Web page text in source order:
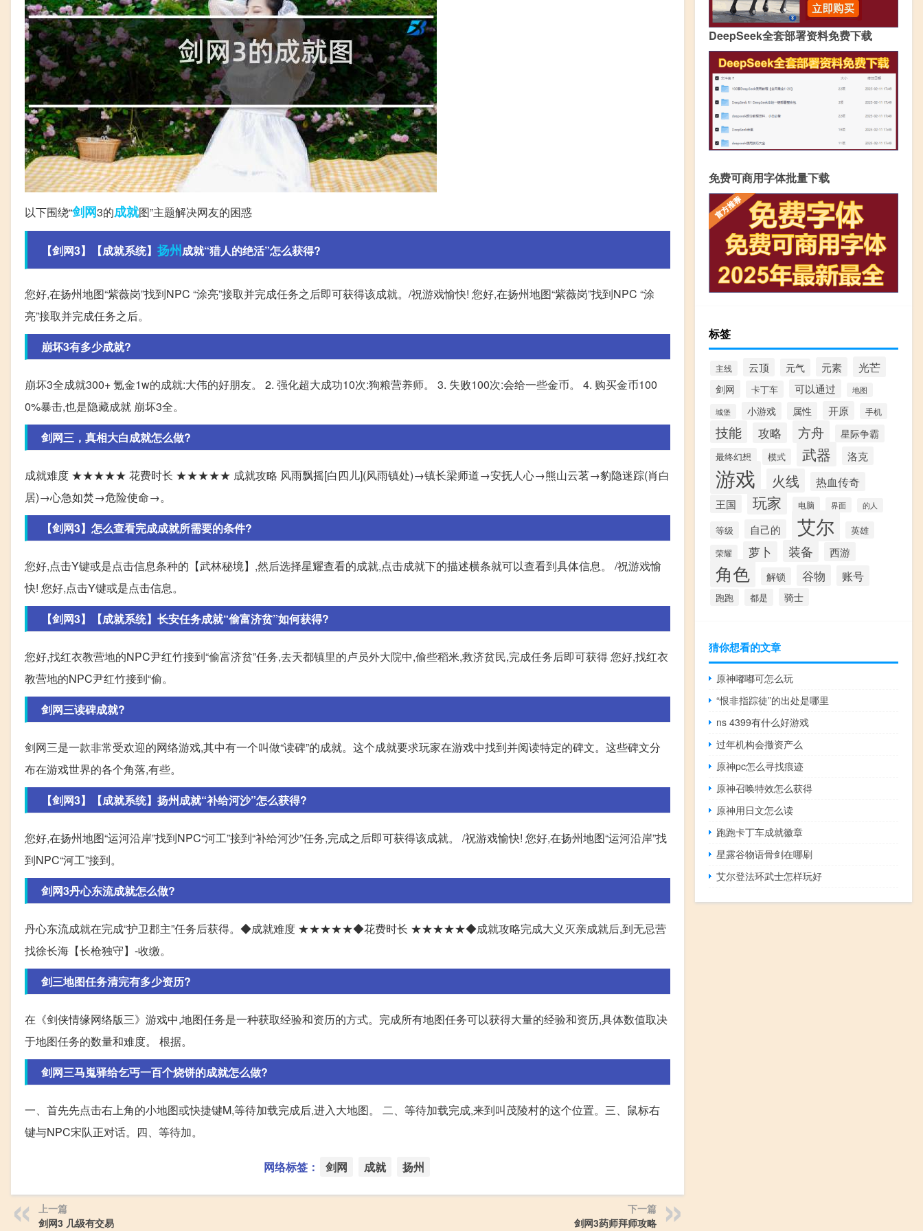
以下围绕“剑网3的成就图”主题解决网友的困惑
【剑网3】【成就系统】 扬州成就“猎人的绝活”怎么获得?
您好,在扬州地图“紫薇岗”找到NPC “涂亮”接取并完成任务之后即可获得该成就。/祝游戏愉快! 您好,在扬州地图“紫薇岗”找到NPC “涂
亮”接取并完成任务之后。
崩坏3有多少成就?
崩坏3全成就300+ 氪金1w的成就:大伟的好朋友。 2. 强化超大成功10次:狗粮营养师。 3. 失败100次:会给一些金币。 4. 购买金币100
0%暴击,也是隐藏成就 崩坏3全。
剑网三，真相大白成就怎么做?
成就难度 ★★★★★ 花费时长 ★★★★★ 成就攻略 风雨飘摇[白四儿](风雨镇处)→镇长梁师道→安抚人心→熊山云茗→豹隐迷踪(肖白
居)→心急如焚→危险使命→。
【剑网3】怎么查看完成成就所需要的条件?
您好,点击Y键或是点击信息条种的【武林秘境】,然后选择星耀查看的成就,点击成就下的描述横条就可以查看到具体信息。 /祝游戏愉
快! 您好,点击Y键或是点击信息。
【剑网3】【成就系统】长安任务成就“偷富济贫”如何获得?
您好,找红衣教营地的NPC尹红竹接到“偷富济贫”任务,去天都镇里的卢员外大院中,偷些稻米,救济贫民,完成任务后即可获得 您好,找红衣
教营地的NPC尹红竹接到“偷。
剑网三读碑成就?
剑网三是一款非常受欢迎的网络游戏,其中有一个叫做“读碑”的成就。这个成就要求玩家在游戏中找到并阅读特定的碑文。这些碑文分
布在游戏世界的各个角落,有些。
【剑网3】【成就系统】扬州成就“补给河沙”怎么获得?
您好,在扬州地图“运河沿岸”找到NPC“河工”接到“补给河沙”任务,完成之后即可获得该成就。 /祝游戏愉快! 您好,在扬州地图“运河沿岸”找
到NPC“河工”接到。
剑网3丹心东流成就怎么做?
丹心东流成就在完成“护卫郡主”任务后获得。◆成就难度 ★★★★★◆花费时长 ★★★★★◆成就攻略完成大义灭亲成就后,到无忌营
找徐长海【长枪独守】-收缴。
剑三地图任务清完有多少资历?
在《剑侠情缘网络版三》游戏中,地图任务是一种获取经验和资历的方式。完成所有地图任务可以获得大量的经验和资历,具体数值取决
于地图任务的数量和难度。 根据。
剑网三马嵬驿给乞丐一百个烧饼的成就怎么做?
一、首先先点击右上角的小地图或快捷键M,等待加载完成后,进入大地图。 二、等待加载完成,来到叫茂陵村的这个位置。三、鼠标右
键与NPC宋队正对话。四、等待加。
网络标签： 剑网 成就 扬州
上一篇
剑网3 几级有交易
下一篇
剑网3药师拜师攻略
DeepSeek全套部署资料免费下载
免费可商用字体批量下载
标签
主线 云顶 元气 元素 光芒
剑网 卡丁车 可以通过 地图
城堡 小游戏 属性 开原 手机
技能 攻略 方舟 星际争霸
最终幻想 模式 武器 洛克
游戏 火线 热血传奇
王国 玩家 电脑 界面 的人
等级 自己的 艾尔 英雄
荣耀 萝卜 装备 西游
角色 解锁 谷物 账号
跑跑 都是 骑士
猜你想看的文章
原神嘟嘟可怎么玩
“恨非指踪徒”的出处是哪里
ns 4399有什么好游戏
过年机构会撤资产么
原神pc怎么寻找痕迹
原神召唤特效怎么获得
原神用日文怎么读
跑跑卡丁车成就徽章
星露谷物语骨剑在哪刷
艾尔登法环武士怎样玩好